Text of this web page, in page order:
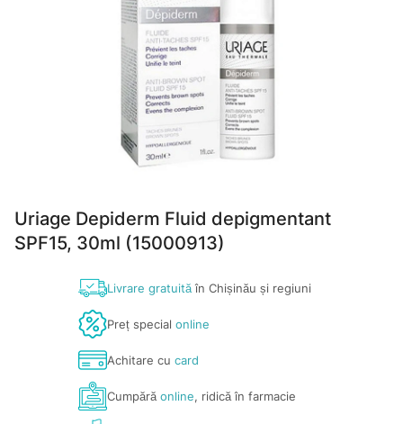
Uriage Depiderm Fluid depigmentant
SPF15, 30ml (15000913)
Livrare gratuităîn Chișinău și regiuni
Preț special online
Achitare cu card
Cumpărăonline, ridică în farmacie